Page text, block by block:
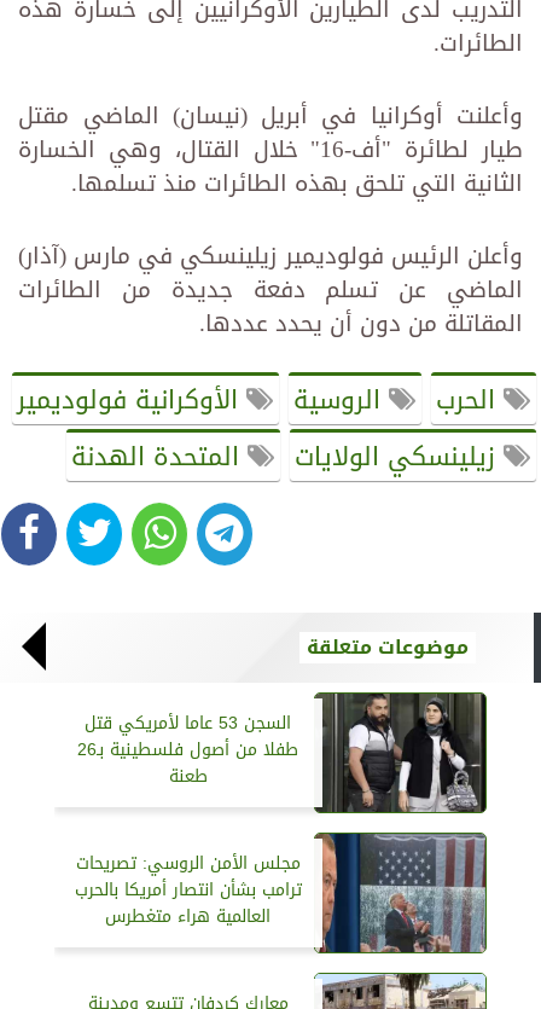
التدريب لدى الطيارين الأوكرانيين إلى خسارة هذه
الطائرات.
وأعلنت أوكرانيا في أبريل (نيسان) الماضي مقتل
طيار لطائرة "أف-16" خلال القتال، وهي الخسارة
الثانية التي تلحق بهذه الطائرات منذ تسلمها.
وأعلن الرئيس فولوديمير زيلينسكي في مارس (آذار)
الماضي عن تسلم دفعة جديدة من الطائرات
المقاتلة من دون أن يحدد عددها.
الحرب الروسية
الأوكرانية فولوديمير
زيلينسكي الولايات
المتحدة الهدنة
موضوعات متعلقة
السجن 53 عاما لأمريكي قتل
طفلا من أصول فلسطينية بـ26
طعنة
مجلس الأمن الروسي: تصريحات
ترامب بشأن انتصار أمريكا بالحرب
العالمية هراء متغطرس